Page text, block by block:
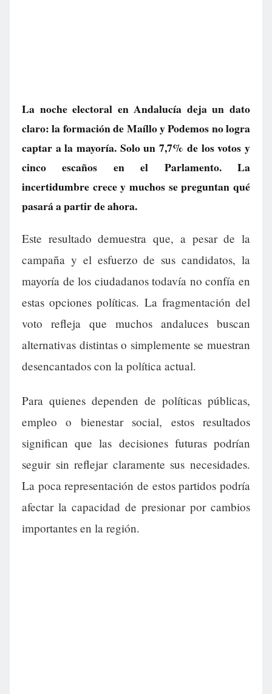
La noche electoral en Andalucía deja un dato
claro: la formación de Maíllo y Podemos no logra
captar a la mayoría. Solo un 7,7% de los votos y
cinco escaños en el Parlamento. La
incertidumbre crece y muchos se preguntan qué
pasará a partir de ahora.
Este resultado demuestra que, a pesar de la
campaña y el esfuerzo de sus candidatos, la
mayoría de los ciudadanos todavía no confía en
estas opciones políticas. La fragmentación del
voto refleja que muchos andaluces buscan
alternativas distintas o simplemente se muestran
desencantados con la política actual.
Para quienes dependen de políticas públicas,
empleo o bienestar social, estos resultados
significan que las decisiones futuras podrían
seguir sin reflejar claramente sus necesidades.
La poca representación de estos partidos podría
afectar la capacidad de presionar por cambios
importantes en la región.